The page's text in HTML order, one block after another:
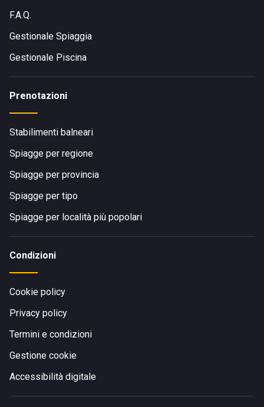
F.A.Q.
Gestionale Spiaggia
Gestionale Piscina
Prenotazioni
Stabilimenti balneari
Spiagge per regione
Spiagge per provincia
Spiagge per tipo
Spiagge per località più popolari
Condizioni
Cookie policy
Privacy policy
Termini e condizioni
Gestione cookie
Accessibilità digitale